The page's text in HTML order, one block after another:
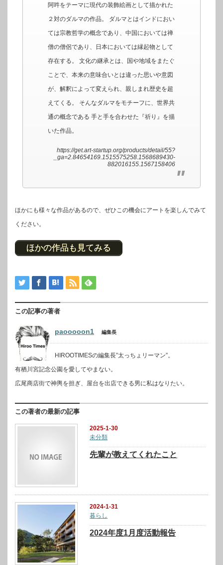
阿吽をテーマに現代の装飾絵画として描かれた
２対のダルマの作品。 ダルマとはインドにおい
ては宗教哲学の概念であり、中国においては禅
僧の僧侶であり、日本においては縁起物として
存在する。 文化の継承とは、国や地域をまたぐ
ことで、本来の意味合いとは違った思いや意図
が、解釈によって変えられ、親しまれ歴史を超
えてくる。 そんなダルマをモチーフに、世界共
通の概念である 手と手を合わせた『祈り』を描
いた作品。
https://get.art-startup.org/products/detail/55?
_ga=2.84654169.1515575258.1568689430-
882016155.1567158406
ほかにも様々な作品があるので、ぜひこの機会にアートを楽しんでみて
ください。
ほかの作品も見てみる
この記事の著者
paooooon1 編集長
HIROOTIMESの編集長”太っちょリーマン”。
有栖川宮記念公園を愛してやまない。
広尾商店街で神輿を担ぎ、屋台を出店できる男に私はなりたい。
この著者の最新の記事
2025-1-30
未分類
先輩が教えてくれたこと
2024-1-31
暮らし
2024年度1月度活動報告